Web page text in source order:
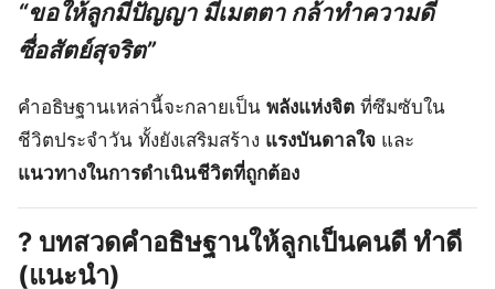
“ขอให้ลูกมีปัญญา มีเมตตา กล้าทำความดี
ซื่อสัตย์สุจริต”
คำอธิษฐานเหล่านี้จะกลายเป็น พลังแห่งจิต ที่ซึมซับใน
ชีวิตประจำวัน ทั้งยังเสริมสร้าง แรงบันดาลใจ และ
แนวทางในการดำเนินชีวิตที่ถูกต้อง
? บทสวดคำอธิษฐานให้ลูกเป็นคนดี ทำดี
(แนะนำ)